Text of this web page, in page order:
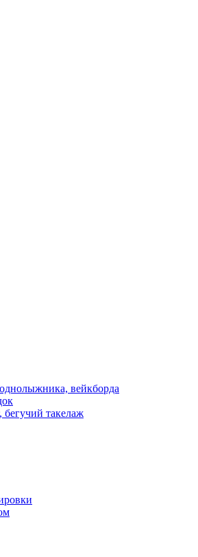
вейкборда
бегучий такелаж